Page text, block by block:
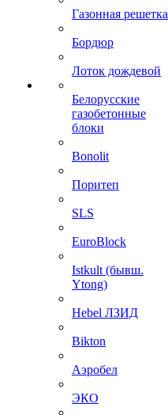
Газонная решетка
Бордюр
Лоток дождевой
Белорусские
газобетонные
блоки
Bonolit
Поритеп
SLS
EuroBlock
Istkult (бывш.
Ytong)
Hebel ЛЗИД
Bikton
Аэробел
ЭКО